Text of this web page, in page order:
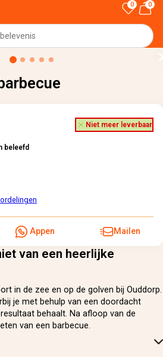
0 0
met barbecue
van een heerlijke
in de zee en op de golven bij Ouddorp.
je met behulp van een doordacht
behaalt. Na afloop van de
van een barbecue.
Niet meer leverbaar
beleefd
Appen Mailen